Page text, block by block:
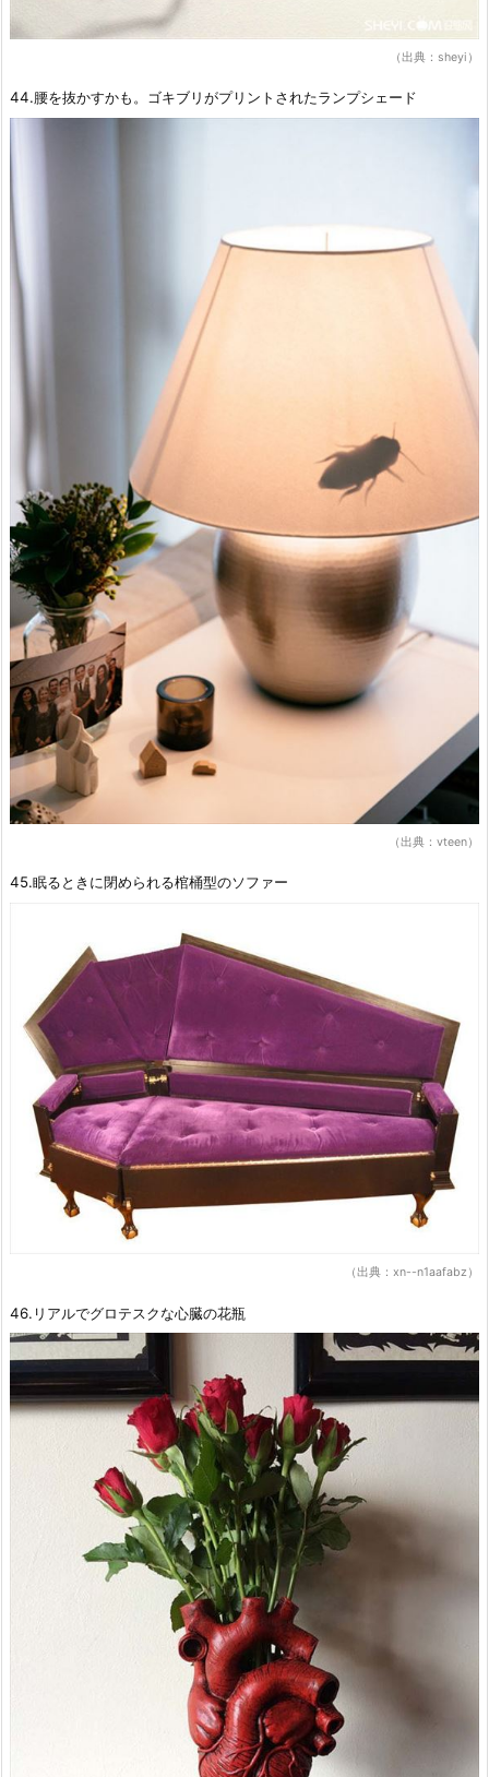
（出典：sheyi）
44.腰を抜かすかも。ゴキブリがプリントされたランプシェード
（出典：vteen）
45.眠るときに閉められる棺桶型のソファー
（出典：xn--n1aafabz）
46.リアルでグロテスクな心臓の花瓶